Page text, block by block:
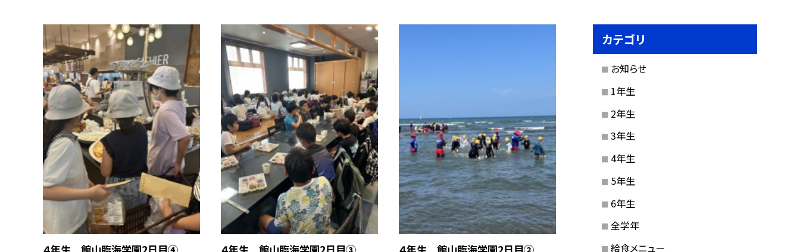
カテゴリ
お知らせ
1年生
2年生
3年生
4年生
5年生
6年生
全学年
給食メニュー